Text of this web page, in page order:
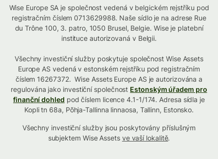
Wise Europe SA je společnost vedená v belgickém rejstříku pod
registračním číslem 0713629988. Naše sídlo je na adrese Rue
du Trône 100, 3. patro, 1050 Brusel, Belgie. Wise je platební
instituce autorizovaná v Belgii.
Všechny investiční služby poskytuje společnost Wise Assets
Europe AS vedená v estonském rejstříku pod registračním
číslem 16267372. Wise Assets Europe AS je autorizována a
regulována jako investiční společnost Estonským úřadem pro
finanční dohled pod číslem licence 4.1-1/174. Adresa sídla je
Kopli tn 68a, Põhja-Tallinna linnaosa, Tallinn, Estonsko.
Všechny investiční služby jsou poskytovány příslušným
subjektem Wise Assets ve vaší lokalitě.